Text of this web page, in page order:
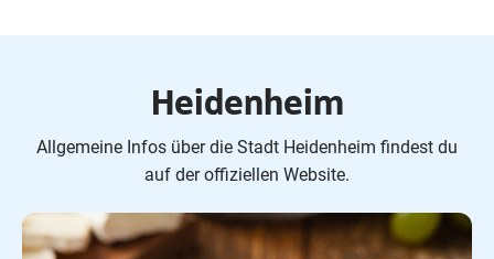
Heidenheim
Allgemeine Infos über die Stadt Heidenheim findest du
auf der offiziellen Website.